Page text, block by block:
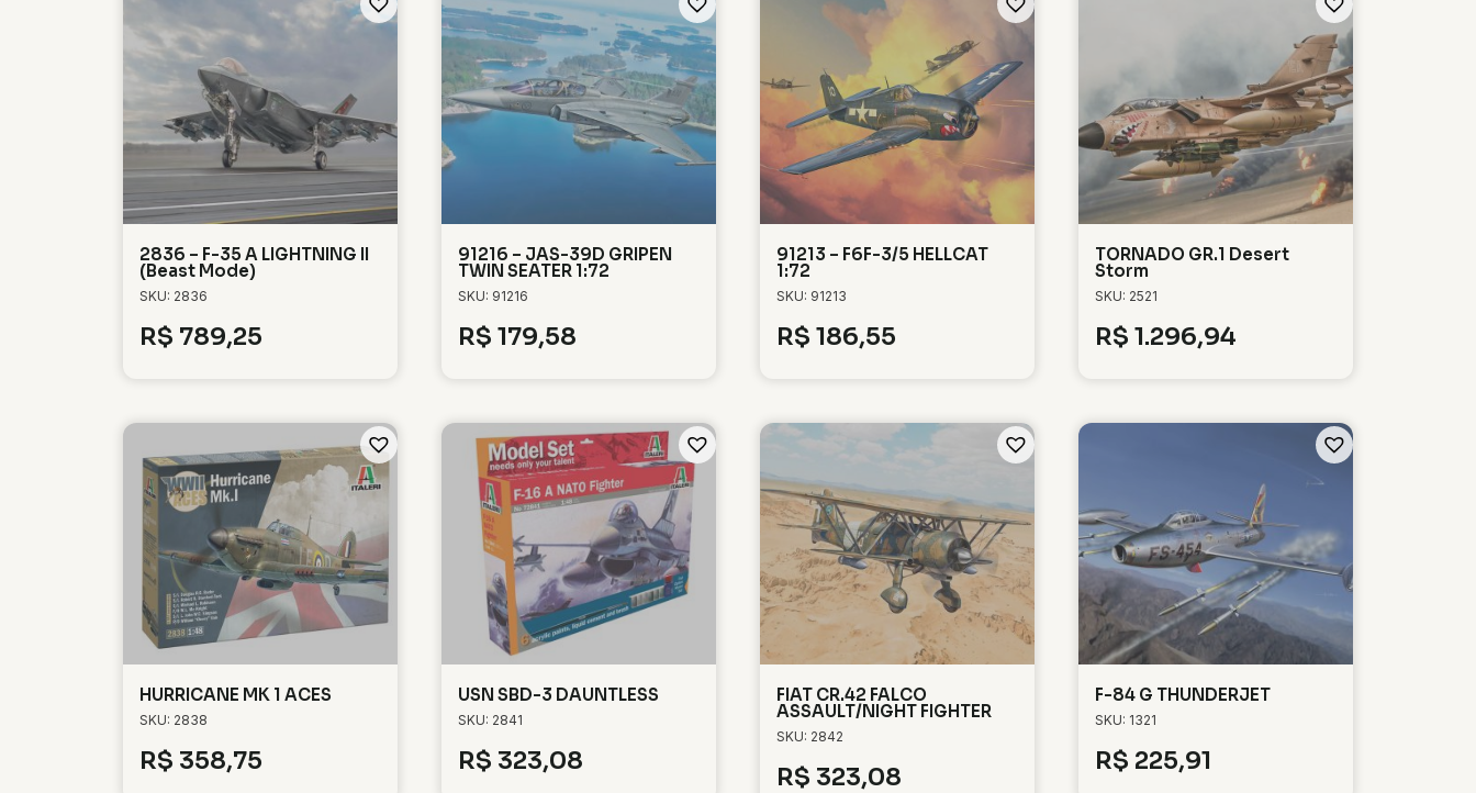
2836 – F-35 A LIGHTNING II
(Beast Mode)
SKU: 2836
R$ 789,25
91216 – JAS-39D GRIPEN
TWIN SEATER 1:72
SKU: 91216
R$ 179,58
91213 – F6F-3/5 HELLCAT
1:72
SKU: 91213
R$ 186,55
TORNADO GR.1 Desert
Storm
SKU: 2521
R$ 1.296,94
HURRICANE MK 1 ACES
SKU: 2838
R$ 358,75
USN SBD-3 DAUNTLESS
SKU: 2841
R$ 323,08
FIAT CR.42 FALCO
ASSAULT/NIGHT FIGHTER
SKU: 2842
R$ 323,08
F-84 G THUNDERJET
SKU: 1321
R$ 225,91